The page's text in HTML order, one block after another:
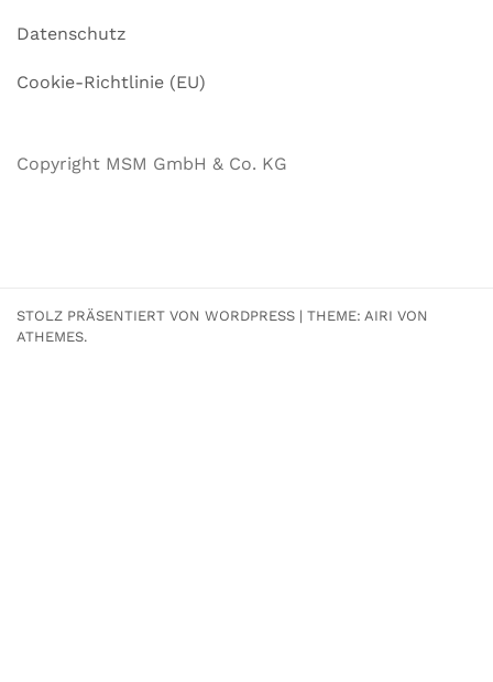
Datenschutz
Cookie-Richtlinie (EU)
Copyright MSM GmbH & Co. KG
STOLZ PRÄSENTIERT VON WORDPRESS | THEME: AIRI VON
ATHEMES.